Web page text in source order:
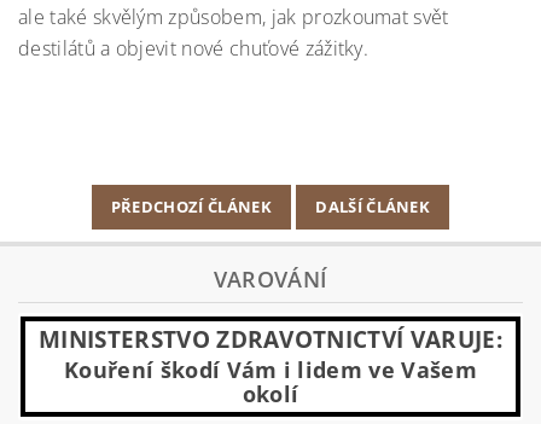
ale také skvělým způsobem, jak prozkoumat svět
destilátů a objevit nové chuťové zážitky.
PŘEDCHOZÍ ČLÁNEK DALŠÍ ČLÁNEK
VAROVÁNÍ
MINISTERSTVO ZDRAVOTNICTVÍ VARUJE:
Kouření škodí Vám i lidem ve Vašem
okolí